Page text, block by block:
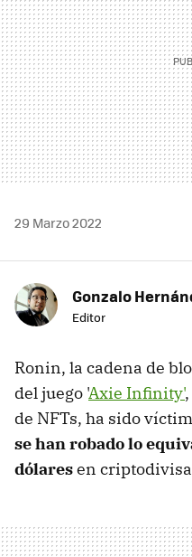
29 Marzo 2022
Gonzalo
Editor
Ronin, la cadena de
del juego 'Axie Infinity'
de NFTs, ha sido
se han robado lo
dólaresen